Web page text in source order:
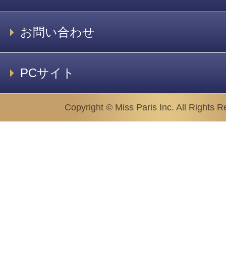
お問い合わせ
PCサイト
Copyright © Miss Paris Inc. All Rights